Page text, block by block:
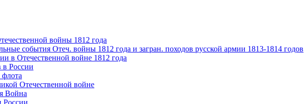
войны 1812 года
события Отеч. войны 1812 года и загран. походов русской армии 1813-1814 годов
в Отечественной войне 1812 года
в России
флота
Отечественной войне
Война
России